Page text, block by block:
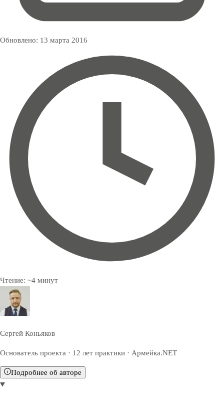
Обновлено: 13 марта 2016
Чтение: ~4 минут
Сергей Коньяков
Основатель проекта · 12 лет практики · Армейка.NET
Подробнее об авторе